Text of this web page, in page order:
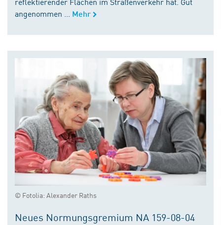
angenommen ...
Mehr
© Fotolia: Alexander Raths
Neues Normungsgremium NA 159-08-04